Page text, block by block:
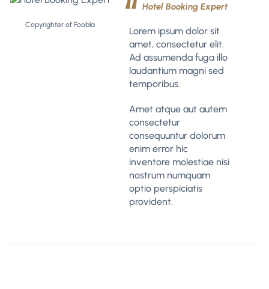
Copyrighter of Foobla
Hotel Booking Expert
Lorem ipsum dolor sit
amet, consectetur elit.
Ad assumenda fuga illo
laudantium magni sed
temporibus.
Amet atque aut autem
consectetur
consequuntur dolorum
enim error hic
inventore molestiae nisi
nostrum numquam
optio perspiciatis
provident.